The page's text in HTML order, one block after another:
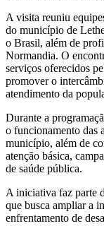
A visita reuniu
do município de
o Brasil, além de
Normandia. O
serviços oferecidos
promover o
atendimento da
Durante a
o funcionamento das
município, além de
atenção básica,
de saúde pública.
A iniciativa faz parte
que busca ampliar a
enfrentamento de